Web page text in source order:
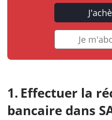
Je
Effectuer la
bancaire dans